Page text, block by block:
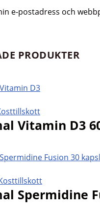
e-postadress och
PRODUKTER
Vitamin D3
Spermidine